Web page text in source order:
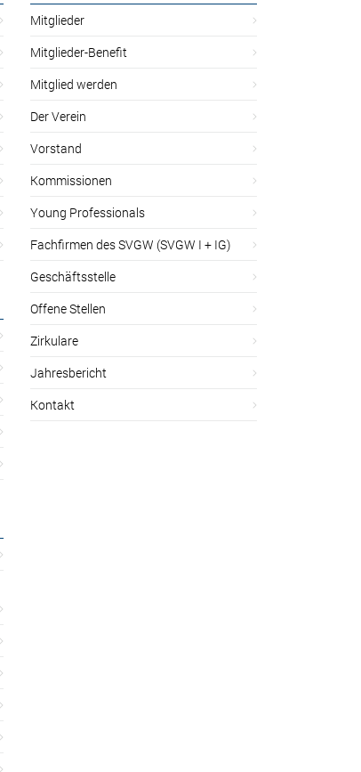
Mitglieder
Mitglieder-Benefit
Mitglied werden
Der Verein
Vorstand
Kommissionen
Young Professionals
Fachfirmen des SVGW (SVGW I + IG)
Geschäftsstelle
Offene Stellen
Zirkulare
Jahresbericht
Kontakt